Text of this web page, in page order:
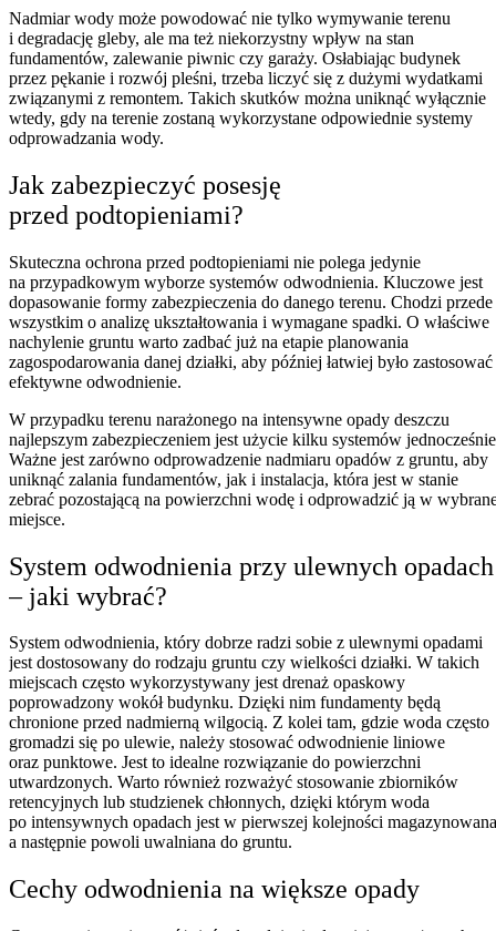
Nadmiar wody może powodować nie tylko wymywanie terenu
i degradację gleby, ale ma też niekorzystny wpływ na stan
fundamentów, zalewanie piwnic czy garaży. Osłabiając budynek
przez pękanie i rozwój pleśni, trzeba liczyć się z dużymi wydatkami
związanymi z remontem. Takich skutków można uniknąć wyłącznie
wtedy, gdy na terenie zostaną wykorzystane odpowiednie systemy
odprowadzania wody.
Jak zabezpieczyć posesję
przed podtopieniami?
Skuteczna ochrona przed podtopieniami nie polega jedynie
na przypadkowym wyborze systemów odwodnienia. Kluczowe jest
dopasowanie formy zabezpieczenia do danego terenu. Chodzi przede
wszystkim o analizę ukształtowania i wymagane spadki. O właściwe
nachylenie gruntu warto zadbać już na etapie planowania
zagospodarowania danej działki, aby później łatwiej było zastosować
efektywne odwodnienie.
W przypadku terenu narażonego na intensywne opady deszczu
najlepszym zabezpieczeniem jest użycie kilku systemów
Ważne jest zarówno odprowadzenie nadmiaru opadów z gruntu, aby
uniknąć zalania fundamentów, jak i instalacja, która jest w stanie
zebrać pozostającą na powierzchni wodę i odprowadzić ją w
miejsce.
System odwodnienia przy ulewnych opadach
– jaki wybrać?
System odwodnienia, który dobrze radzi sobie z ulewnymi opadami
jest dostosowany do rodzaju gruntu czy wielkości działki. W takich
miejscach często wykorzystywany jest drenaż opaskowy
poprowadzony wokół budynku. Dzięki nim fundamenty będą
chronione przed nadmierną wilgocią. Z kolei tam, gdzie woda często
gromadzi się po ulewie, należy stosować odwodnienie liniowe
oraz punktowe. Jest to idealne rozwiązanie do powierzchni
utwardzonych. Warto również rozważyć stosowanie zbiorników
retencyjnych lub studzienek chłonnych, dzięki którym woda
po intensywnych opadach jest w pierwszej kolejności
a następnie powoli uwalniana do gruntu.
Cechy odwodnienia na większe opady